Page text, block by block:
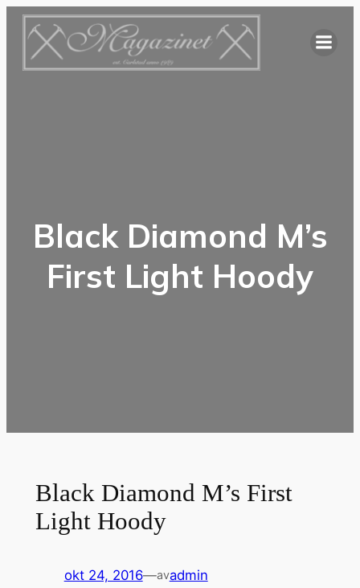
Hoppa
innehåll
Black Diamond M’s
First Light Hoody
Black Diamond M’s First
Light Hoody
okt 24, 2016—avadmin